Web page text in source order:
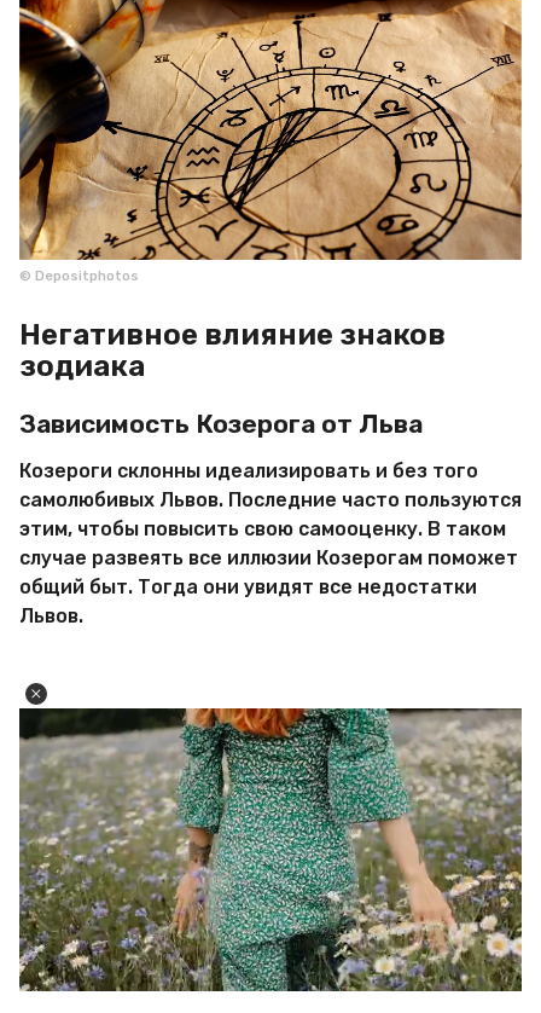
© Depositphotos
Негативное влияние знаков
зодиака
Зависимость Козерога от Льва
Козероги склонны идеализировать и без того
самолюбивых Львов. Последние часто пользуются
этим, чтобы повысить свою самооценку. В таком
случае развеять все иллюзии Козерогам поможет
общий быт. Тогда они увидят все недостатки
Львов.